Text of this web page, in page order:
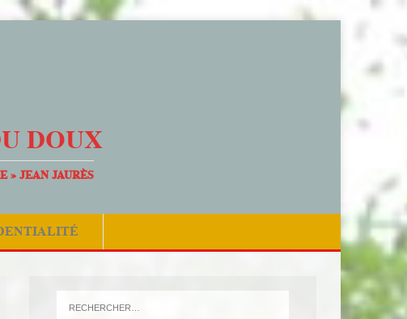
DOUX
» JEAN JAURÈS